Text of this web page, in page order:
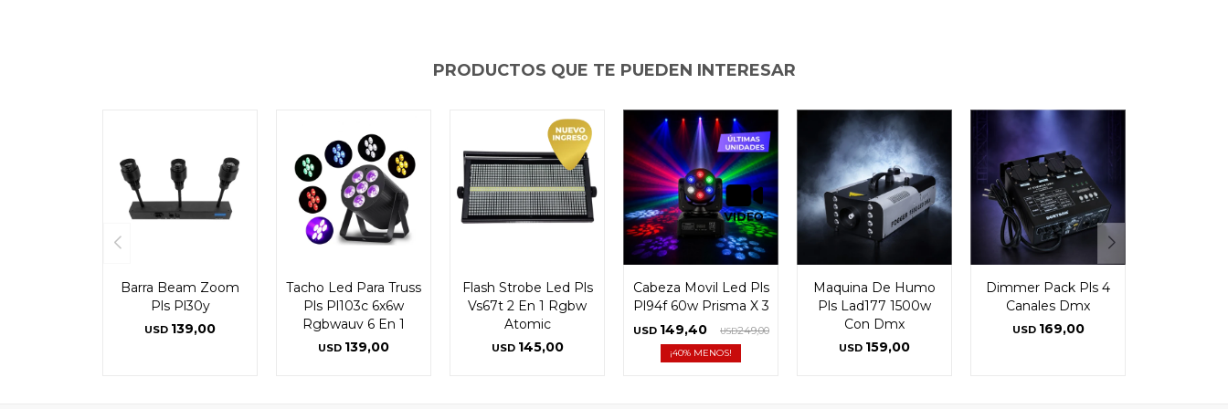
PRODUCTOS QUE TE PUEDEN INTERESAR
Barra Beam Zoom
Pls Pl30y
USD 139,00
Tacho Led Para Truss
Pls Pl103c 6x6w
Rgbwauv 6 En 1
USD 139,00
Flash Strobe Led Pls
Vs67t 2 En 1 Rgbw
Atomic
USD 145,00
Cabeza Movil Led Pls
Pl94f 60w Prisma X 3
USD 149,40 USD249,00
40
Maquina De Humo
Pls Lad177 1500w
Con Dmx
USD 159,00
Dimmer Pack Pls 4
Canales Dmx
USD 169,00